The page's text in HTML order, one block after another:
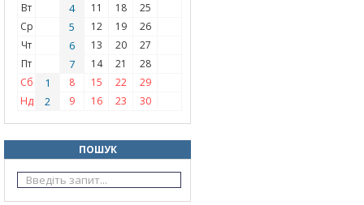
Вт
4 11 18
25
Ср
5 12 19
26
Чт
6 13 20
27
Пт
7 14 21
28
Сб
1 8 15 22
29
Нд
2 9 16 23 30
ПОШУК